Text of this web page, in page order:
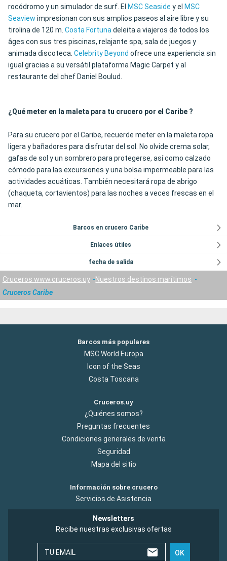
rocódromo y un simulador de surf. El MSC Seaside y el MSC
Seaview impresionan con sus amplios paseos al aire libre y su
tirolina de 120 m. Costa Fortunadeleita a viajeros de todos los
âges con sus tres piscinas, relajante spa, sala de juegos y
animada discoteca. Celebrity Beyond ofrece una experiencia sin
igual gracias a su versátil plataforma Magic Carpet y al
restaurante del chef Daniel Boulud.
¿Qué meter en la maleta para tu crucero por el Caribe ?
Para su crucero por el Caribe, recuerde meter en la maleta ropa
ligera y bañadores para disfrutar del sol. No olvide crema solar,
gafas de sol y un sombrero para protegerse, así como calzado
cómodo para las excursiones y una bolsa impermeable para las
actividades acuáticas. También necesitará ropa de abrigo
(chaqueta, cortavientos) para las noches a veces frescas en el
mar.
Barcos en crucero Caribe
Enlaces útiles
fecha de salida
Cruceros www.cruceros.uy
Nuestros destinos marítimos
Cruceros Caribe
Barcos más populares
MSC World Europa
Icon of the Seas
Costa Toscana
Cruceros.uy
¿Quiénes somos?
Preguntas frecuentes
Condiciones generales de venta
Seguridad
Mapa del sitio
Información sobre crucero
Servicios de Asistencia
Newsletters
Recibe nuestras exclusivas ofertas
TU EMAIL OK